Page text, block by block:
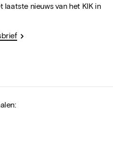
laatste nieuws van het KIK in